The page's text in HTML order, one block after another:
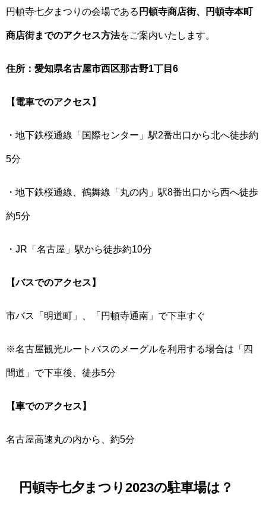
円頓寺七夕まつりの会場である 円頓寺商店街、円頓寺本町
商店街までのアクセス方法をご案内いたします。
住所：愛知県名古屋市西区那古野1丁目6
【電車でのアクセス】
・地下鉄桜通線「国際センター」駅2番出口から北へ徒歩約
5分
・地下鉄桜通線、鶴舞線「丸の内」駅8番出口から西へ徒歩
約5分
・JR「名古屋」駅から徒歩約10分
【バスでのアクセス】
市バス「明道町」、「円頓寺通南」で下車すぐ
※名古屋観光ルートバスのメーグルを利用する場合は「四
間道」で下車後、徒歩5分
【車でのアクセス】
名古屋高速丸の内から、約5分
円頓寺七夕まつり2023の駐車場は？